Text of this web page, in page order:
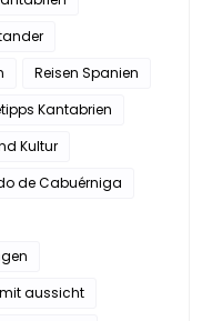
Reisen Spanien
Kantabrien
Kultur
de Cabuérniga
aussicht